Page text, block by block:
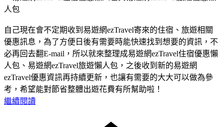
自己現在會不定期收到易遊網ezTravel寄來的住宿、旅遊相關
優惠訊息，為了方便日後有需要時能快速找到想要的資訊，不
必再回去翻E-mail，所以就來整理成易遊網ezTravel住宿優惠懶
人包、易遊網ezTravel旅遊懶人包，之後收到新的易遊網
ezTravel優惠資訊再持續更新，也讓有需要的大大可以做為參
考，希望能對節省整體出遊花費有所幫助啦！
繼續閱讀